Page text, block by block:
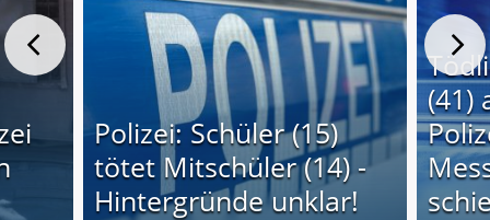
Polizei: Schüler (15)
tötet Mitschüler (14) -
Hintergründe unklar!
(41)